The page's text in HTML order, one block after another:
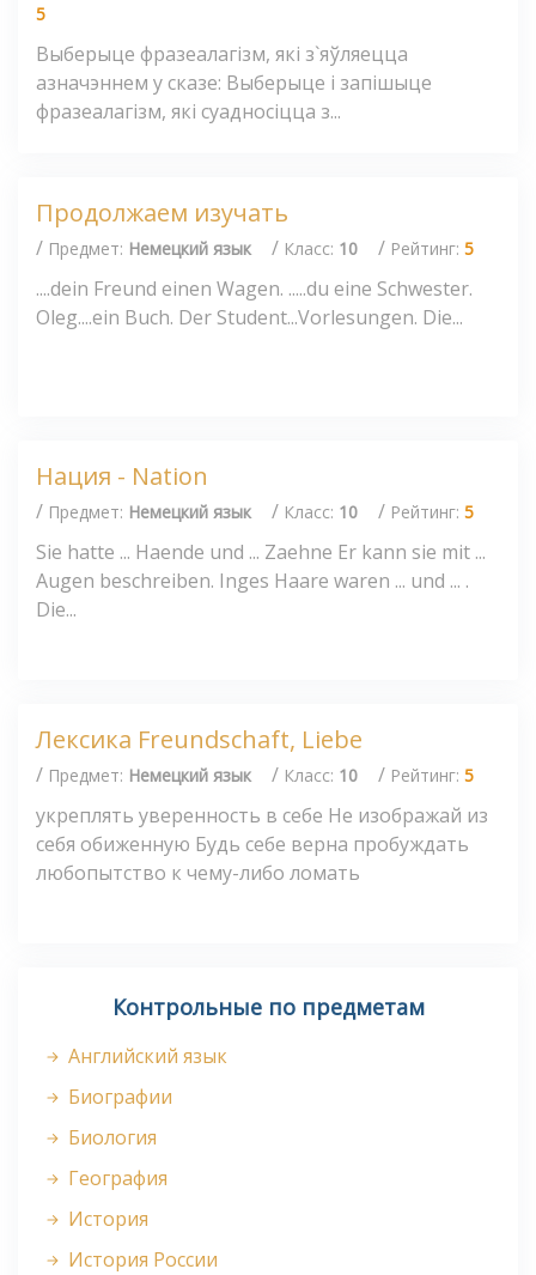
5
Выберыце фразеалагізм, які з`яўляецца
азначэннем у сказе: Выберыце і запішыце
фразеалагізм, які суадносіцца з...
Продолжаем изучать
/ Предмет: Немецкий язык / Класс: 10 / Рейтинг: 5
....dein Freund einen Wagen. .....du eine Schwester.
Oleg....ein Buch. Der Student...Vorlesungen. Die...
Нация - Nation
/ Предмет: Немецкий язык / Класс: 10 / Рейтинг: 5
Sie hatte ... Haende und ... Zaehne Er kann sie mit ...
Augen beschreiben. Inges Haare waren ... und ... .
Die...
Лексика Freundschaft, Liebe
/ Предмет: Немецкий язык / Класс: 10 / Рейтинг: 5
укреплять уверенность в себе Не изображай из
себя обиженную Будь себе верна пробуждать
любопытство к чему-либо ломать
Контрольные по предметам
Английский язык
Биографии
Биология
География
История
История России